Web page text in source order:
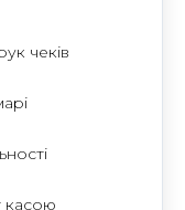
чеків
касою